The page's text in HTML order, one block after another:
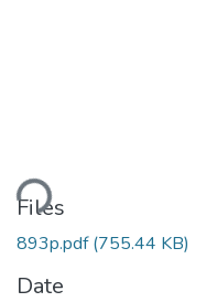
Files
893p.pdf(755.44 KB)
Date